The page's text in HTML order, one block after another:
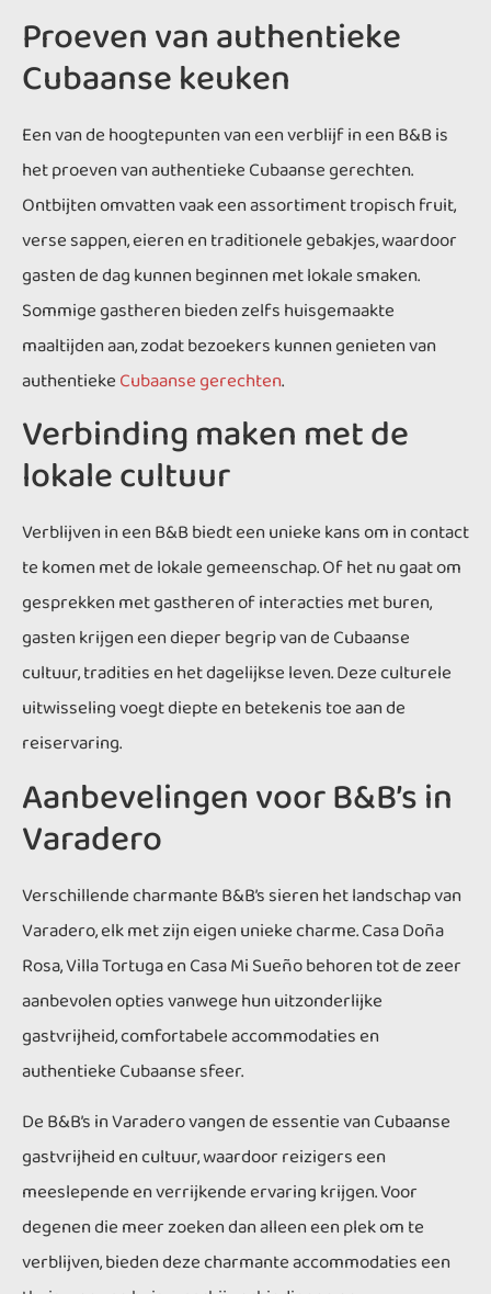
Proeven van authentieke
Cubaanse keuken
Een van de hoogtepunten van een verblijf in een B&B is
het proeven van authentieke Cubaanse gerechten.
Ontbijten omvatten vaak een assortiment tropisch fruit,
verse sappen, eieren en traditionele gebakjes, waardoor
gasten de dag kunnen beginnen met lokale smaken.
Sommige gastheren bieden zelfs huisgemaakte
maaltijden aan, zodat bezoekers kunnen genieten van
authentiekeCubaanse gerechten.
Verbinding maken met de
lokale cultuur
Verblijven in een B&B biedt een unieke kans om in contact
te komen met de lokale gemeenschap. Of het nu gaat om
gesprekken met gastheren of interacties met buren,
gasten krijgen een dieper begrip van de Cubaanse
cultuur, tradities en het dagelijkse leven. Deze culturele
uitwisseling voegt diepte en betekenis toe aan de
reiservaring.
Aanbevelingen voor B&B’s in
Varadero
Verschillende charmante B&B’s sieren het landschap van
Varadero, elk met zijn eigen unieke charme. Casa Doña
Rosa, Villa Tortuga en Casa Mi Sueño behoren tot de zeer
aanbevolen opties vanwege hun uitzonderlijke
gastvrijheid, comfortabele accommodaties en
authentieke Cubaanse sfeer.
De B&B’s in Varadero vangen de essentie van Cubaanse
gastvrijheid en cultuur, waardoor reizigers een
meeslepende en verrijkende ervaring krijgen. Voor
degenen die meer zoeken dan alleen een plek om te
verblijven, bieden deze charmante accommodaties een